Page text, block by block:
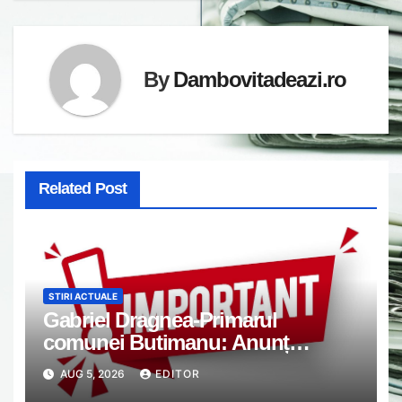
ByDambovitadeazi.ro
Related Post
STIRI ACTUALE
Gabriel Dragnea-Primarul
comunei Butimanu: Anunț
important
AUG 5, 2026 EDITOR